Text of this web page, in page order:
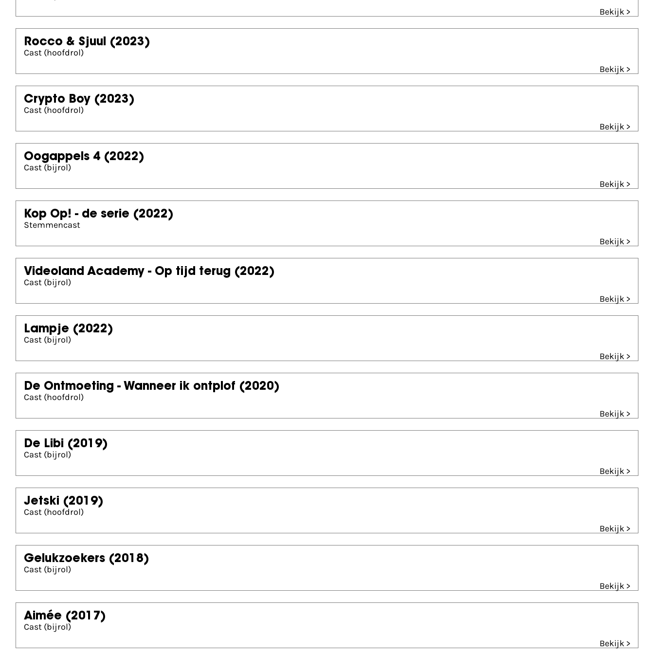
Bekijk >
Rocco & Sjuul (2023)
Cast (hoofdrol)
Bekijk >
Crypto Boy (2023)
Cast (hoofdrol)
Bekijk >
Oogappels 4 (2022)
Cast (bijrol)
Bekijk >
Kop Op! - de serie (2022)
Stemmencast
Bekijk >
Videoland Academy - Op tijd terug (2022)
Cast (bijrol)
Bekijk >
Lampje (2022)
Cast (bijrol)
Bekijk >
De Ontmoeting - Wanneer ik ontplof (2020)
Cast (hoofdrol)
Bekijk >
De Libi (2019)
Cast (bijrol)
Bekijk >
Jetski (2019)
Cast (hoofdrol)
Bekijk >
Gelukzoekers (2018)
Cast (bijrol)
Bekijk >
Aimée (2017)
Cast (bijrol)
Bekijk >